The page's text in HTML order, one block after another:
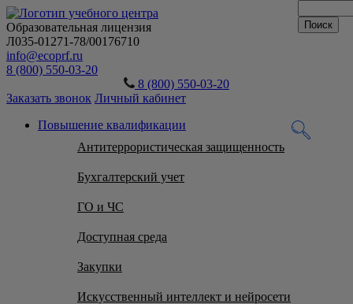
Образовательная лицензия
Л035-01271-78/00176710
info@ecoprf.ru
8 (800) 550-03-20
8 (800) 550-03-20
Заказать звонок Личный кабинет
Повышение квалификации
Антитеррористическая защищенность
Бухгалтерский учет
ГО и ЧС
Доступная среда
Закупки
Искусственный интеллект и нейросети